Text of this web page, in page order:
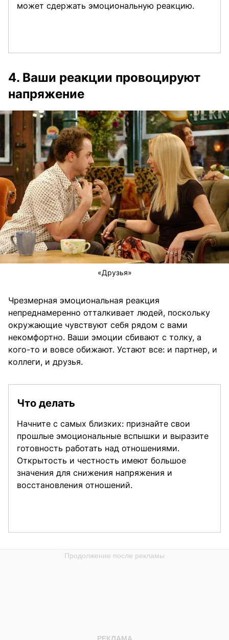
может сдержать эмоциональную реакцию.
4. Ваши реакции провоцируют
напряжение
«Друзья»
Чрезмерная эмоциональная реакция
непреднамеренно отталкивает людей, поскольку
окружающие чувствуют себя рядом с вами
некомфортно. Ваши эмоции сбивают с толку, а
кого-то и вовсе обижают. Устают все: и партнер, и
коллеги, и друзья.
Что делать
Начните с самых близких: признайте свои
прошлые эмоциональные вспышки и выразите
готовность работать над отношениями.
Открытость и честность имеют большое
значения для снижения напряжения и
восстановления отношений.